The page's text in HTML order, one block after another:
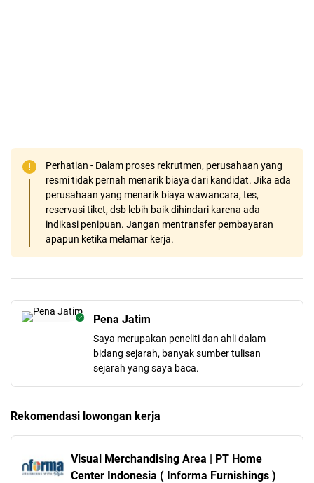
Perhatian - Dalam proses rekrutmen, perusahaan yang
resmi tidak pernah menarik biaya dari kandidat. Jika ada
perusahaan yang menarik biaya wawancara, tes,
reservasi tiket, dsb lebih baik dihindari karena ada
indikasi penipuan. Jangan mentransfer pembayaran
apapun ketika melamar kerja.
Pena Jatim
Saya merupakan peneliti dan ahli dalam
bidang sejarah, banyak sumber tulisan
sejarah yang saya baca.
Rekomendasi lowongan kerja
Visual Merchandising Area | PT Home
Center Indonesia ( Informa Furnishings )